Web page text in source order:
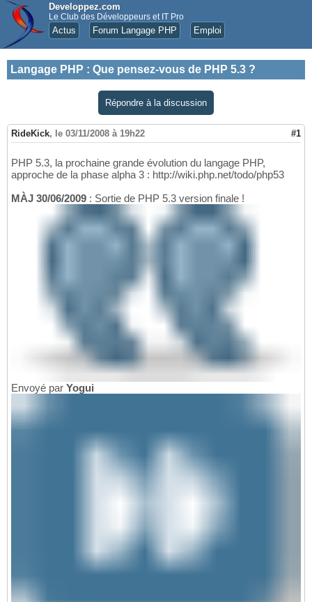
Developpez.com
Le Club des Développeurs et IT Pro
Actus Forum Langage PHP Emploi
Langage PHP : Que pensez-vous de PHP 5.3 ?
Répondre à la discussion
RideKick, le 03/11/2008 à 19h22 #1
PHP 5.3, la prochaine grande évolution du langage PHP,
approche de la phase alpha 3 : http://wiki.php.net/todo/php53
MÀJ 30/06/2009 : Sortie de PHP 5.3 version finale !
Envoyé par Yogui